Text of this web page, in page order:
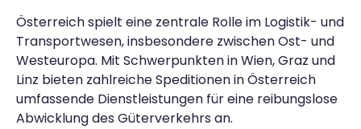
Österreich spielt eine zentrale Rolle im Logistik- und
Transportwesen, insbesondere zwischen Ost- und
Westeuropa. Mit Schwerpunkten in Wien, Graz und
Linz bieten zahlreiche Speditionen in Österreich
umfassende Dienstleistungen für eine reibungslose
Abwicklung des Güterverkehrs an.